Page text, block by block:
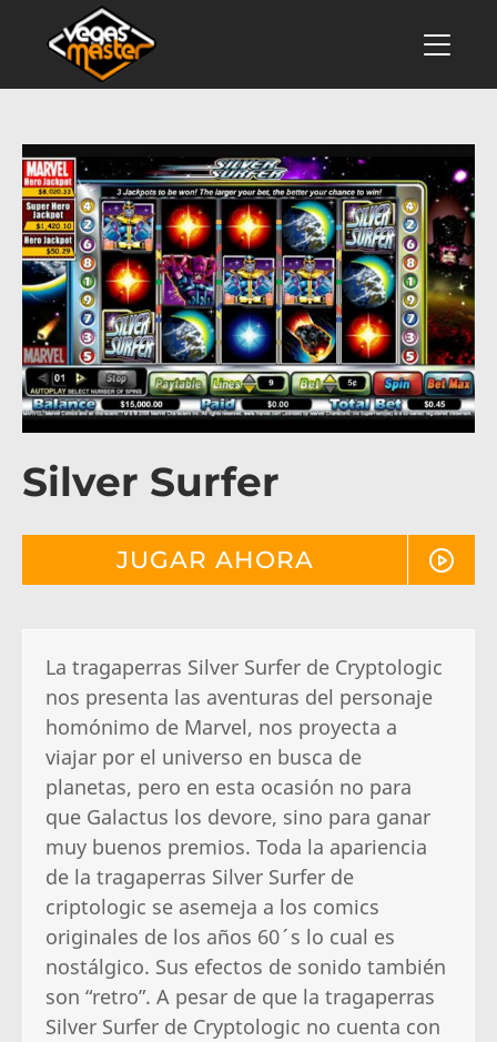
Silver Surfer
JUGAR AHORA
La tragaperras Silver Surfer de Cryptologic
nos presenta las aventuras del personaje
homónimo de Marvel, nos proyecta a
viajar por el universo en busca de
planetas, pero en esta ocasión no para
que Galactus los devore, sino para ganar
muy buenos premios. Toda la apariencia
de la tragaperras Silver Surfer de
criptologic se asemeja a los comics
originales de los años 60´s lo cual es
nostálgico. Sus efectos de sonido también
son “retro”. A pesar de que la tragaperras
Silver Surfer de Cryptologic no cuenta con